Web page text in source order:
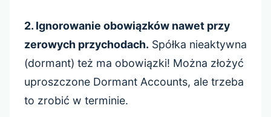
2. Ignorowanie obowiązków nawet przy
zerowych przychodach. Spółka nieaktywna
(dormant) też ma obowiązki! Można złożyć
uproszczone Dormant Accounts, ale trzeba
to zrobić w terminie.